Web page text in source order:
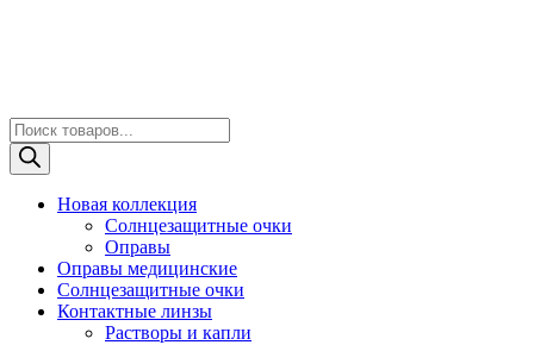
Поиск
товаров
Новая коллекция
Солнцезащитные очки
Оправы
Оправы медицинские
Солнцезащитные очки
Контактные линзы
Растворы и капли